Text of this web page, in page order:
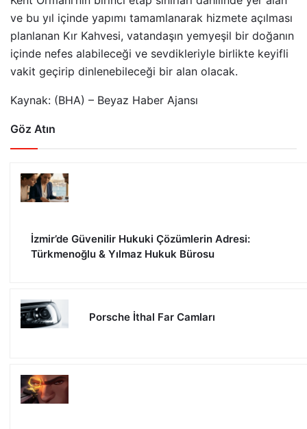
ve bu yıl içinde yapımı tamamlanarak hizmete açılması
planlanan Kır Kahvesi, vatandaşın yemyeşil bir doğanın
içinde nefes alabileceği ve sevdikleriyle birlikte keyifli
vakit geçirip dinlenebileceği bir alan olacak.
Kaynak: (BHA) – Beyaz Haber Ajansı
Göz Atın
İzmir’de Güvenilir Hukuki Çözümlerin Adresi:
Türkmenoğlu & Yılmaz Hukuk Bürosu
Porsche İthal Far Camları